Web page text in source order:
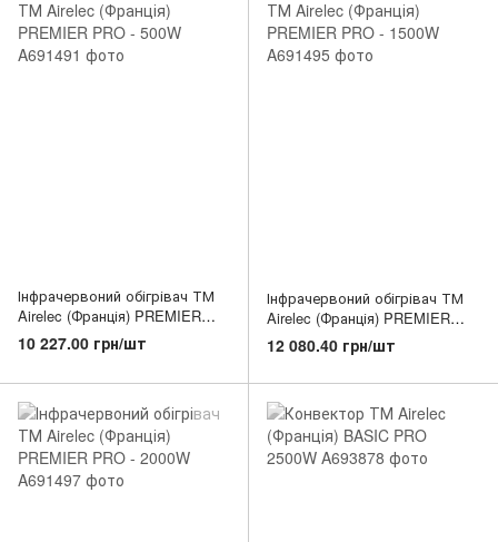
Інфрачервоний обігрівач ТМ
Airelec (Франція) PREMIER
PRO - 500W
10 227.00 грн/шт
Інфрачервоний обігрівач ТМ
Airelec (Франція) PREMIER
PRO - 1500W
12 080.40 грн/шт